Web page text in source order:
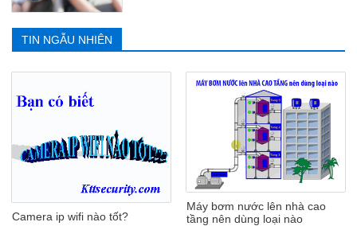
TIN NGẪU NHIÊN
Camera ip wifi nào tốt?
Máy bơm nước lên nhà cao
tầng nên dùng loại nào